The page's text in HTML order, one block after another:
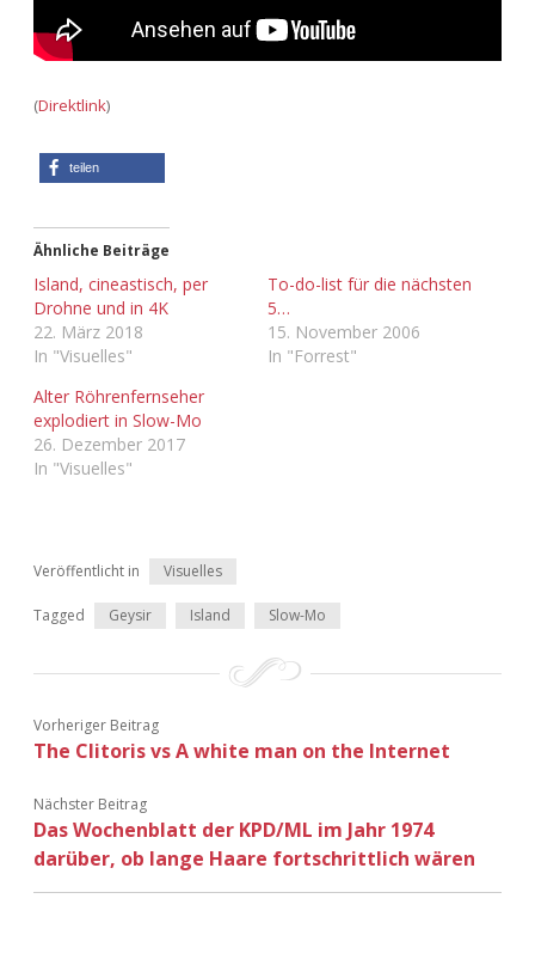
Adventskalender 2016
Adventskalender 2021
Adventskalender 2022
Adventskalender 2023
(Direktlink)
teilen
Ähnliche Beiträge
Island, cineastisch, per
Drohne und in 4K
22. März 2018
In "Visuelles"
To-do-list für die nächsten
5…
15. November 2006
In "Forrest"
Alter Röhrenfernseher
explodiert in Slow-Mo
26. Dezember 2017
In "Visuelles"
Veröffentlicht in Visuelles
Tagged Geysir Island Slow-Mo
Vorheriger Beitrag
The Clitoris vs A white man on the Internet
Nächster Beitrag
Das Wochenblatt der KPD/ML im Jahr 1974
darüber, ob lange Haare fortschrittlich wären